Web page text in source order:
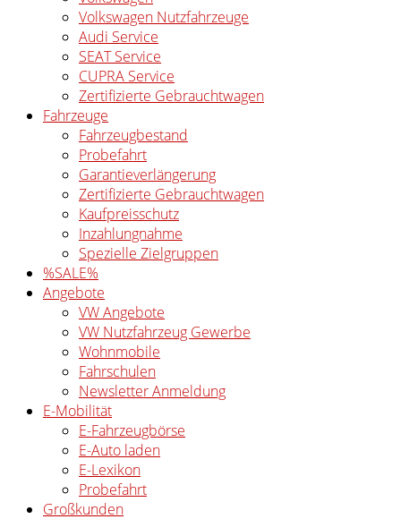
Volkswagen Nutzfahrzeuge
Audi Service
SEAT Service
CUPRA Service
Zertifizierte Gebrauchtwagen
Fahrzeuge
Fahrzeugbestand
Probefahrt
Garantieverlängerung
Zertifizierte Gebrauchtwagen
Kaufpreisschutz
Inzahlungnahme
Spezielle Zielgruppen
%SALE%
Angebote
VW Angebote
VW Nutzfahrzeug Gewerbe
Wohnmobile
Fahrschulen
Newsletter Anmeldung
E-Mobilität
E-Fahrzeugbörse
E-Auto laden
E-Lexikon
Probefahrt
Großkunden